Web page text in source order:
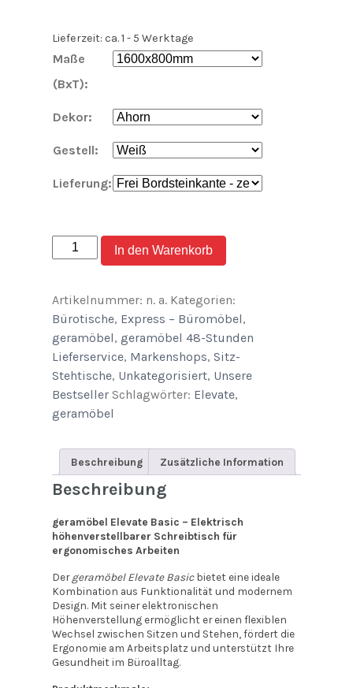
Lieferzeit: ca. 1 - 5 Werktage
Maße
(BxT):
Dekor:
Gestell:
Lieferung:
geramöbel
Sitz-
Schreibtisch
Elevate
Basic
1600x800x730-
1230mm
quantity
In den Warenkorb
Artikelnummer: n. a. Kategorien:
Bürotische, Express – Büromöbel,
geramöbel, geramöbel 48-Stunden
Lieferservice, Markenshops, Sitz-
Stehtische, Unkategorisiert, Unsere
Bestseller Schlagwörter: Elevate,
geramöbel
Beschreibung Zusätzliche Information
Beschreibung
geramöbel Elevate Basic – Elektrisch
höhenverstellbarer Schreibtisch für
ergonomisches Arbeiten
Dergeramöbel Elevate Basicbietet eine ideale
Kombination aus Funktionalität und modernem
Design. Mit seiner elektronischen
Höhenverstellung ermöglicht er einen flexiblen
Wechsel zwischen Sitzen und Stehen, fördert die
Ergonomie am Arbeitsplatz und unterstützt Ihre
Gesundheit im Büroalltag.